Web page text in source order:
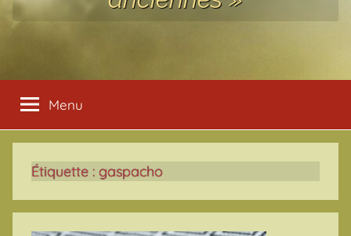
Menu
Étiquette : gaspacho